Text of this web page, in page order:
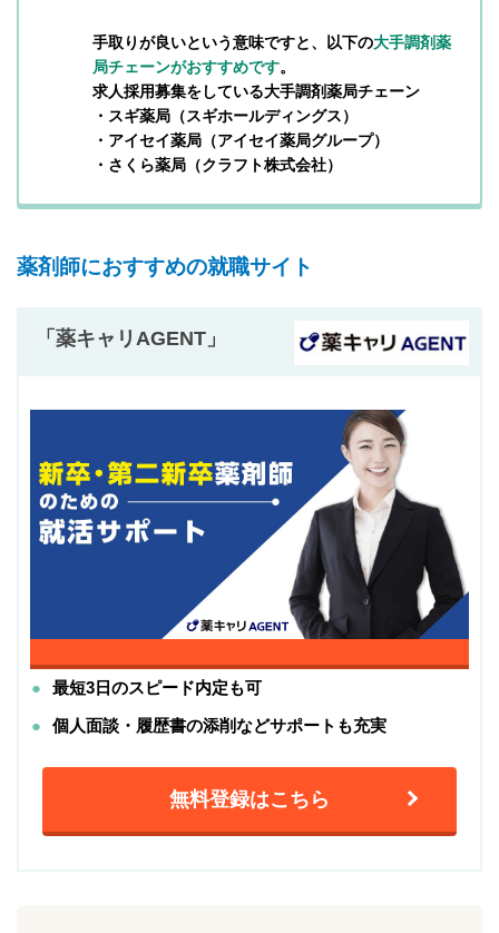
手取りが良いという意味ですと、以下の大手調剤薬
局チェーンがおすすめです。
求人採用募集をしている大手調剤薬局チェーン
・スギ薬局（スギホールディングス）
・アイセイ薬局（アイセイ薬局グループ）
・さくら薬局（クラフト株式会社）
薬剤師におすすめの就職サイト
「薬キャリAGENT」
最短3日のスピード内定も可
個人面談・履歴書の添削などサポートも充実
無料登録はこちら